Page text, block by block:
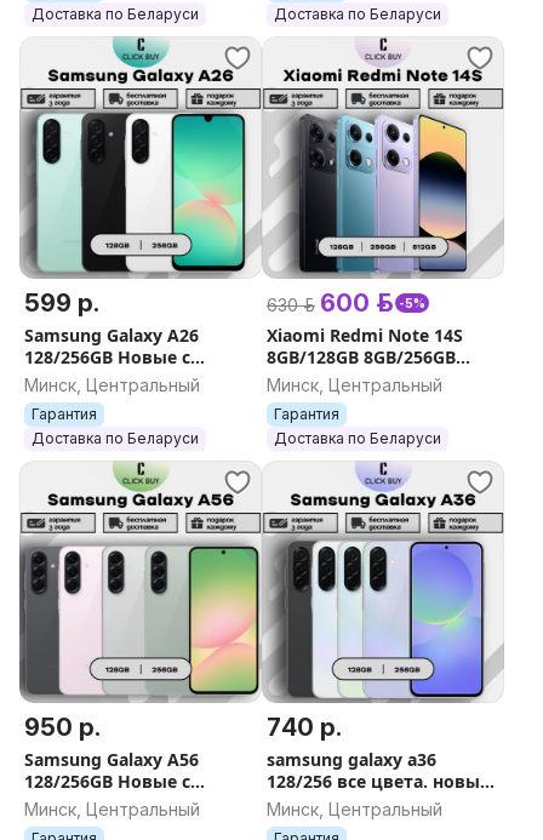
Доставка по Беларуси
Доставка по Беларуси
599 р.
Samsung Galaxy A26
128/256GB Новые с
гарантией
Минск, Центральный
Гарантия
Доставка по Беларуси
630 р. 600 р. -5%
Xiaomi Redmi Note 14S
8GB/128GB 8GB/256GB
12GB/512GB
Минск, Центральный
Гарантия
Доставка по Беларуси
950 р.
Samsung Galaxy A56
128/256GB Новые с
гарантией
Минск, Центральный
740 р.
samsung galaxy a36
128/256 все цвета. новые/
гарантия
Минск, Центральный